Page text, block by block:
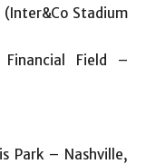
(Inter&Co Stadium
Financial Field –
Park – Nashville,